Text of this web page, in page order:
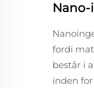
fordi
består i
inden